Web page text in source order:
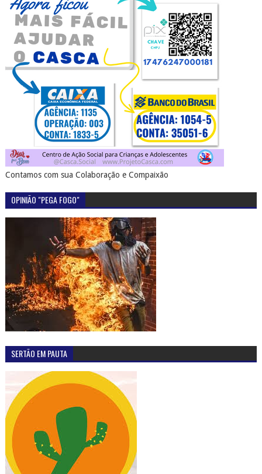
Contamos com sua Colaboração e Compaixão
OPINIÃO "PEGA FOGO"
SERTÃO EM PAUTA